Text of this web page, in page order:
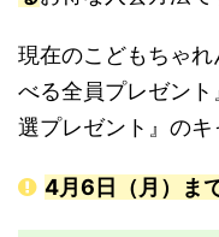
現在のこどもちゃ
べる全員プレゼン
選プレゼント』のキ
4月6日（月）ま